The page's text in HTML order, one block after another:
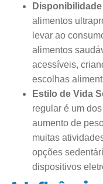
alimentos
levar ao
alimentos
acessíveis,
escolhas
Estilo de Vida
regular é um
aumento de
muitas
opções
dispositivos